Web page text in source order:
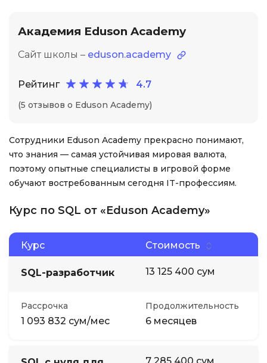
Академия Eduson Academy
Сайт школы – eduson.academy
Рейтинг 4.7
(5 отзывов о Eduson Academy)
Сотрудники Eduson Academy прекрасно понимают,
что знания — самая устойчивая мировая валюта,
поэтому опытные специалисты в игровой форме
обучают востребованным сегодня IT-профессиям.
Курс по SQL от «Eduson Academy»
Курс Стоимость
SQL-разработчик 13 125 400 сум
Рассрочка
1 093 832 сум/мес
Продолжительность
6 месяцев